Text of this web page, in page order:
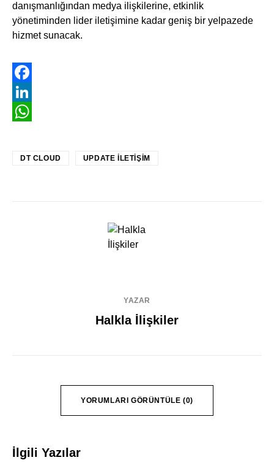
danışmanlığından medya ilişkilerine, etkinlik
yönetiminden lider iletişimine kadar geniş bir yelpazede
hizmet sunacak.
Facebook
LinkedIn
DT CLOUD UPDATE İLETIŞIM
YAZAR
Halkla İlişkiler
YORUMLARI GÖRÜNTÜLE (0)
İlgili Yazılar